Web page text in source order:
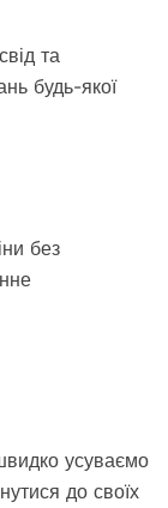
та
будь-якої
без
усуваємо
до своїх